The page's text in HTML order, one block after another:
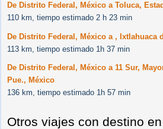
De Distrito Federal, México a Toluca,
110 km, tiempo estimado 2 h 23 min
De Distrito Federal, México a , Ixtlahuaca
113 km, tiempo estimado 1h 37 min
De Distrito Federal, México a 11 Sur,
Pue., México
136 km, tiempo estimado 1h 57 min
Otros viajes con destino